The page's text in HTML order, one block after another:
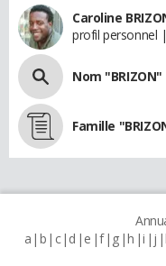
Caroline
profil personnel
Nom "BRIZON"
Famille
a b c d e f g h i j